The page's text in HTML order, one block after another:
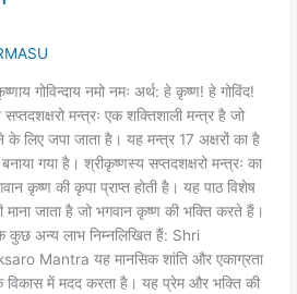
गोविन्दाय नमो नमः अर्थ: हे कृष्ण! हे गोविंद!
मन्त्रः एक शक्तिशाली मन्त्र है जो
के लिए जपा जाता है। यह मन्त्र 17 अक्षरों का है
गया है। श्रीकृष्णस्य सप्तदशक्षरो मन्त्रः का
कृष्ण की कृपा प्राप्त होती है। यह पाठ विशेष
जाता है जो भगवान कृष्ण की भक्ति करते हैं।
के कुछ अन्य लाभ निम्नलिखित हैं: Shri
Mantra यह मानसिक शांति और एकाग्रता
विकास में मदद करता है। यह प्रेम और भक्ति की